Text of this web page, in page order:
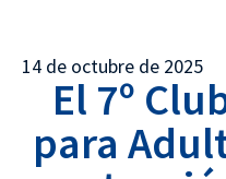
14 de octubre de 2025
El 7º
para